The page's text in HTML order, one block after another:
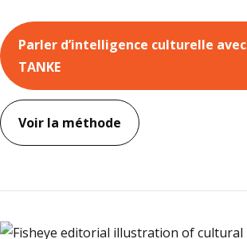
Parler d’intelligence culturelle avec
TANKE
Voir la méthode